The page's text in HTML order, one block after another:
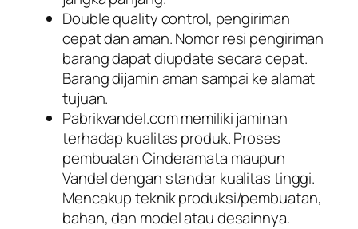
Double quality control, pengiriman
cepat dan aman. Nomor resi pengiriman
barang dapat diupdate secara cepat.
Barang dijamin aman sampai ke alamat
tujuan.
Pabrikvandel.com memiliki jaminan
terhadap kualitas produk. Proses
pembuatan Cinderamata maupun
Vandel dengan standar kualitas tinggi.
Mencakup teknik produksi/pembuatan,
bahan, dan model atau desainnya.